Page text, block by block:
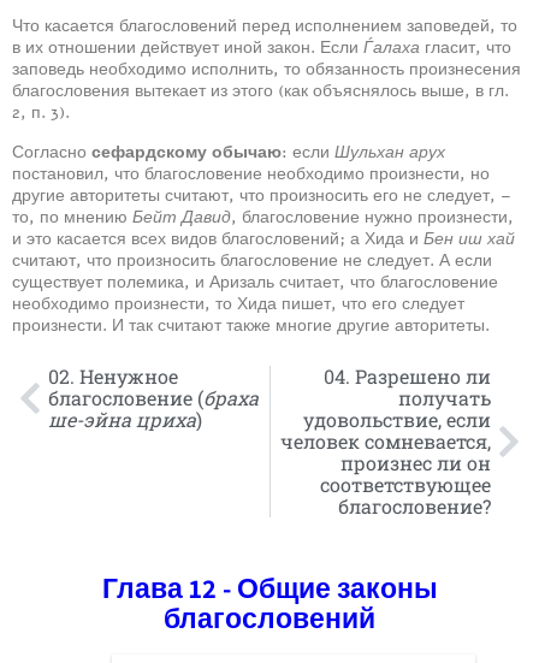
Что касается благословений перед исполнением заповедей, то
в их отношении действует иной закон. Если Ѓалаха гласит, что
заповедь необходимо исполнить, то обязанность произнесения
благословения вытекает из этого (как объяснялось выше, в гл.
2, п. 3).
Согласно сефардскому обычаю: если Шульхан арух
постановил, что благословение необходимо произнести, но
другие авторитеты считают, что произносить его не следует, –
то, по мнению Бейт Давид, благословение нужно произнести,
и это касается всех видов благословений; а Хида и Бен иш хай
считают, что произносить благословение не следует. А если
существует полемика, и Аризаль считает, что благословение
необходимо произнести, то Хида пишет, что его следует
произнести. И так считают также многие другие авторитеты.
02. Ненужное
благословение (браха
ше-эйна цриха)
04. Разрешено ли
получать
удовольствие, если
человек сомневается,
произнес ли он
соответствующее
благословение?
Глава 12 - Общие законы
благословений